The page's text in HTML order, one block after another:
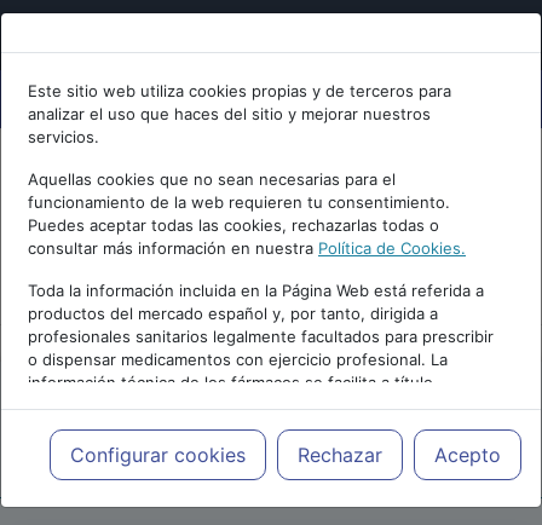
Este sitio web utiliza cookies propias y de terceros para
analizar el uso que haces del sitio y mejorar nuestros
servicios.
Aquellas cookies que no sean necesarias para el
funcionamiento de la web requieren tu consentimiento.
Puedes aceptar todas las cookies, rechazarlas todas o
consultar más información en nuestra Política de Cookies.
Toda la información incluida en la Página Web está referida a
productos del mercado español y, por tanto, dirigida a
profesionales sanitarios legalmente facultados para prescribir
o dispensar medicamentos con ejercicio profesional. La
información técnica de los fármacos se facilita a título
meramente informativo, siendo responsabilidad de los
profesionales facultados prescribir medicamentos y decidir, en
cada caso concreto, el tratamiento más adecuado a las
necesidades del paciente.
Configurar cookies Rechazar Acepto
Repositorio de Artículos |Psiquiatria.com|
30 Edición | 2026